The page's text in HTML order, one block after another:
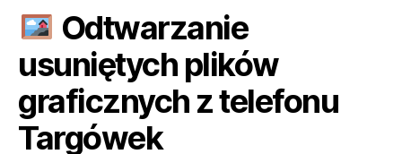
Odtwarzanie
usuniętych plików
graficznych z telefonu
Targówek